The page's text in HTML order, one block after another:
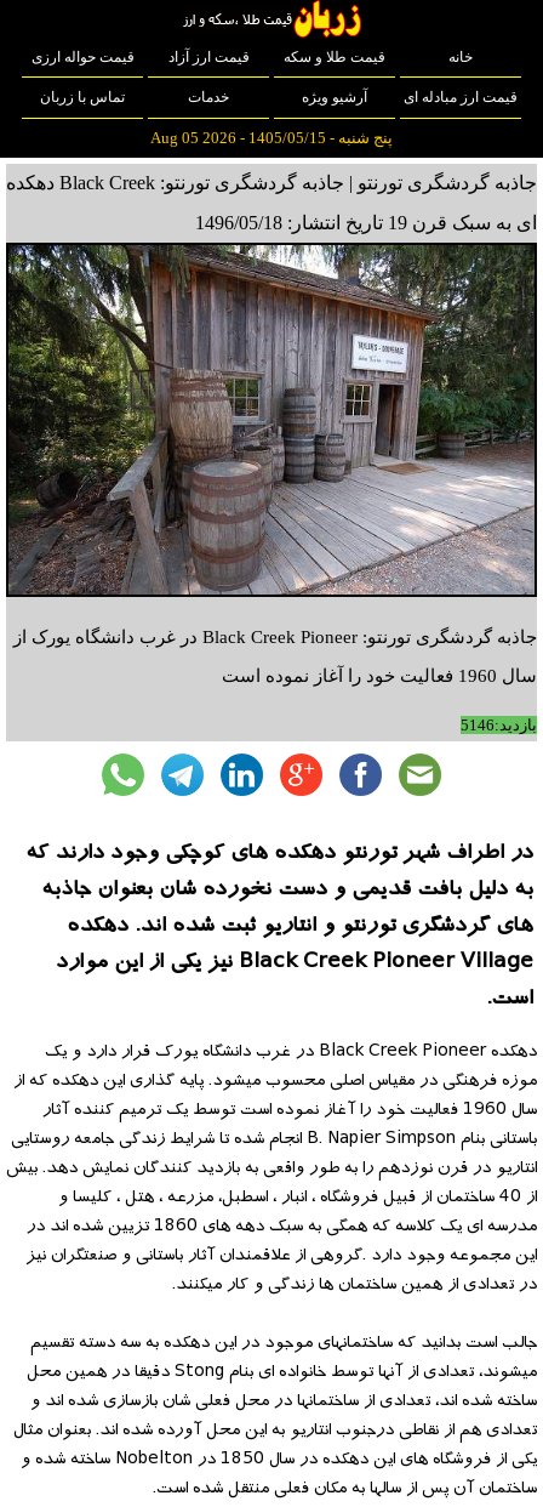
خانه قیمت طلا و سکه قیمت ارز آزاد قیمت حواله ارزی
قیمت ارز مبادله ای آرشیو ویژه خدمات تماس با زربان
پنج شنبه - 1405/05/15 - Aug 05 2026
جاذبه گردشگری تورنتو | جاذبه گردشگری تورنتو: Black Creek دهکده
ای به سبک قرن 19
تاریخ انتشار: 1496/05/18
جاذبه گردشگری تورنتو: Black Creek Pioneer در غرب دانشگاه یورک از
سال 1960 فعالیت خود را آغاز نموده است
بازدید:5146
در اطراف شهر تورنتو دهکده های کوچکی وجود دارند که
به دلیل بافت قدیمی و دست نخورده شان بعنوان جاذبه
های گردشگری تورنتو و انتاریو ثبت شده اند. دهکده
Black Creek Pioneer Village نیز یکی از این موارد
است.
دهکده Black Creek Pioneer در غرب دانشگاه یورک قرار دارد و یک
موزه فرهنگی در مقیاس اصلی محسوب میشود. پایه گذاری این دهکده که از
سال 1960 فعالیت خود را آغاز نموده است توسط یک ترمیم کننده آثار
باستانی بنام B. Napier Simpson انجام شده تا شرایط زندگی جامعه روستایی
انتاریو در قرن نوزدهم را به طور واقعی به بازدید کنندگان نمایش دهد. بیش
از 40 ساختمان از قبیل فروشگاه ، انبار ، اسطبل، مزرعه ، هتل ، کلیسا و
مدرسه ای یک کلاسه که همگی به سبک دهه های 1860 تزیین شده اند در
این مجموعه وجود دارد .گروهی از علاقمندان آثار باستانی و صنعتگران نیز
در تعدادی از همین ساختمان ها زندگی و کار میکنند.
جالب است بدانید که ساختمانهای موجود در این دهکده به سه دسته تقسیم
میشوند، تعدادی از آنها توسط خانواده ای بنام Stong دقیقا در همین محل
ساخته شده اند، تعدادی از ساختمانها در محل فعلی شان بازسازی شده اند و
تعدادی هم از نقاطی درجنوب انتاریو به این محل آورده شده اند. بعنوان مثال
یکی از فروشگاه های این دهکده در سال 1850 در Nobelton ساخته شده و
ساختمان آن پس از سالها به مکان فعلی منتقل شده است.